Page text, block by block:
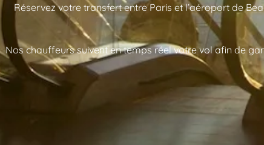
Réservez votre transfert entre Paris et l’aéroport de
Nos chauffeurs suivent en temps réel votre vol afin de